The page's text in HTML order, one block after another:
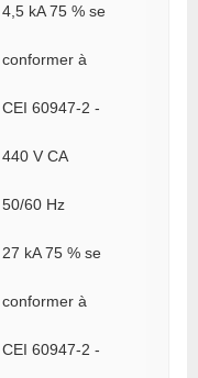
4,5 kA 75 % se
conformer à
CEI 60947-2 -
440 V CA
50/60 Hz
27 kA 75 % se
conformer à
CEI 60947-2 -